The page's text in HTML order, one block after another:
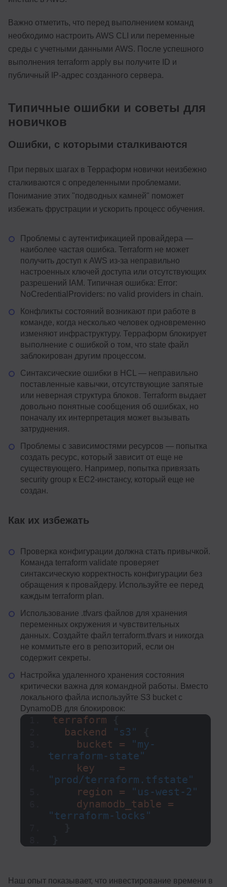
Важно отметить, что перед выполнением команд
необходимо настроить AWS CLI или переменные
среды с учетными данными AWS. После успешного
выполнения terraform apply вы получите ID и
публичный IP-адрес созданного сервера.
Типичные ошибки и советы для
новичков
Ошибки, с которыми сталкиваются
При первых шагах в Терраформ новички неизбежно
сталкиваются с определенными проблемами.
Понимание этих "подводных камней" поможет
избежать фрустрации и ускорить процесс обучения.
Проблемы с аутентификацией провайдера —
наиболее частая ошибка. Terraform не может
получить доступ к AWS из-за неправильно
настроенных ключей доступа или отсутствующих
разрешений IAM. Типичная ошибка: Error:
NoCredentialProviders: no valid providers in chain.
Конфликты состояний возникают при работе в
команде, когда несколько человек одновременно
изменяют инфраструктуру. Терраформ блокирует
выполнение с ошибкой о том, что state файл
заблокирован другим процессом.
Синтаксические ошибки в HCL — неправильно
поставленные кавычки, отсутствующие запятые
или неверная структура блоков. Terraform выдает
довольно понятные сообщения об ошибках, но
поначалу их интерпретация может вызывать
затруднения.
Проблемы с зависимостями ресурсов — попытка
создать ресурс, который зависит от еще не
существующего. Например, попытка привязать
security group к EC2-инстансу, который еще не
создан.
Как их избежать
Проверка конфигурации должна стать привычкой.
Команда terraform validate проверяет
синтаксическую корректность конфигурации без
обращения к провайдеру. Используйте ее перед
каждым terraform plan.
Использование .tfvars файлов для хранения
переменных окружения и чувствительных
данных. Создайте файл terraform.tfvars и никогда
не коммитьте его в репозиторий, если он
содержит секреты.
Настройка удаленного хранения состояния
критически важна для командной работы. Вместо
локального файла используйте S3 bucket с
DynamoDB для блокировок:
terraform
  backend
"s3"
    bucket =
"my-
terraform-state"
"prod/terraform.tfstate"
    region =
"us-west-2"
"terraform-locks"
Наш опыт показывает, что инвестирование времени в